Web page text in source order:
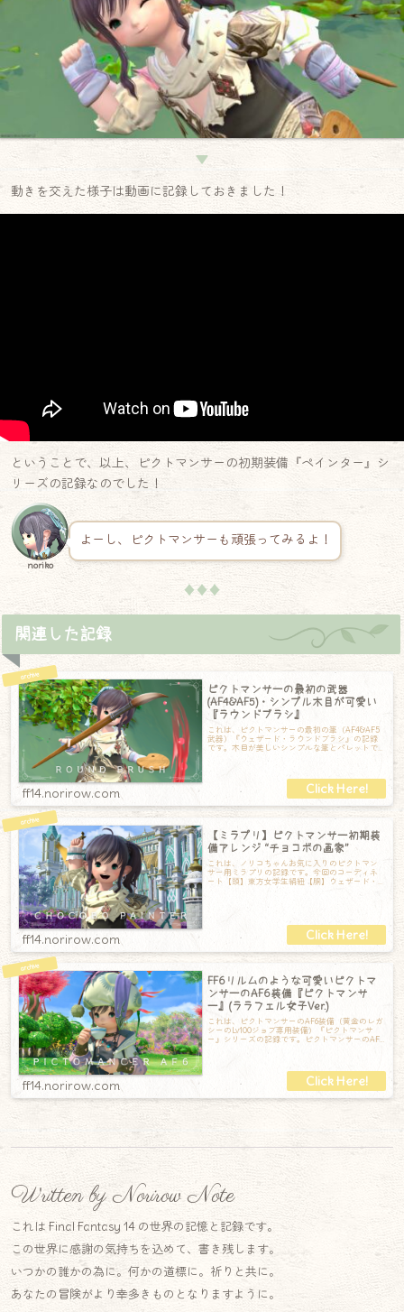
▼
動きを交えた様子は動画に記録しておきました！
ということで、以上、ピクトマンサーの初期装備『ペインター』シ
リーズの記録なのでした！
noriko
よーし、ピクトマンサーも頑張ってみるよ！
♦♦♦
関連した記録
ピクトマンサーの最初の武器
(AF4&AF5)・シンプル木目が可愛い
『ラウンドブラシ』
これは、ピクトマンサーの最初の筆（AF4&AF5
武器）『ウェザード・ラウンドブラシ』の記録
です。木目が美しいシンプルな筆とパレットで
ff14.norirow.com
【ミラプリ】ピクトマンサー初期装
備アレンジ “チョコボの画家”
これは、ノリコちゃんお気に入りのピクトマン
サー用ミラプリの記録です。今回のコーディネ
ート【頭】東方女学生絹紐【胴】ウェザード・
ペインタータバード【手】メイドリストドレス
ff14.norirow.com
FF6リルムのような可愛いピクトマ
ンサーのAF6装備『ピクトマンサ
ー』(ララフェル女子Ver.)
これは、ピクトマンサーのAF6装備（黄金のレガ
シーのLv100ジョブ専用装備）『ピクトマンサ
ー』シリーズの記録です。ピクトマンサーのAF6
ff14.norirow.com
Written by Norirow Note
これは Final Fantasy 14 の世界の記憶と記録です。
この世界に感謝の気持ちを込めて、書き残します。
いつかの誰かの為に。何かの道標に。祈りと共に。
あなたの冒険がより幸多きものとなりますように。